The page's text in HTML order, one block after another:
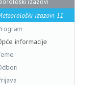
izazovi 11
informacije